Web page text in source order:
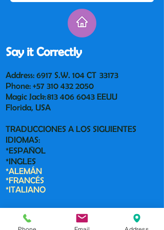
Say it Correctly
Address: 6917 S.W. 104 CT 33173
Phone: +57 310 432 2050
Magic Jack:813 406 6043 EEUU
Florida, USA
TRADUCCIONES A LOS SIGUIENTES
IDIOMAS:
*ESPAÑOL
*INGLES
*ALEMÁN
*FRANCÉS
*ITALIANO
Contact us: